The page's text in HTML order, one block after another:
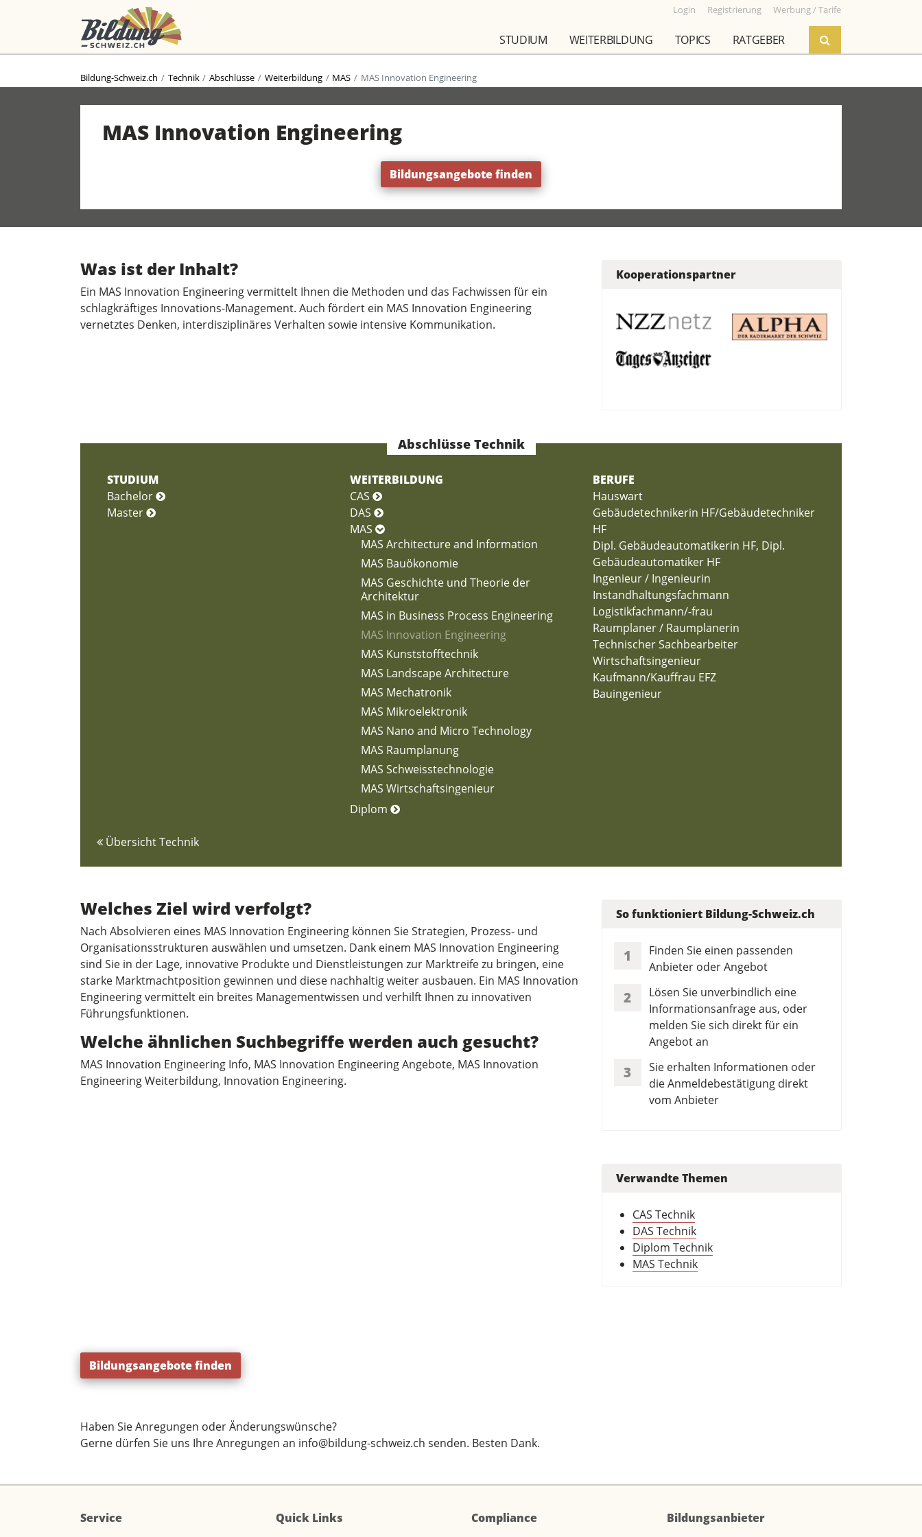
Login Registrierung Werbung / Tarife
STUDIUM WEITERBILDUNG TOPICS RATGEBER
Bildung-Schweiz.ch Technik Abschlüsse Weiterbildung MAS MAS Innovation Engineering
MAS Innovation Engineering
Bildungsangebote finden
Was ist der Inhalt?
Ein MAS Innovation Engineering vermittelt Ihnen die Methoden und das Fachwissen für ein
schlagkräftiges Innovations-Management. Auch fördert ein MAS Innovation Engineering
vernetztes Denken, interdisziplinäres Verhalten sowie intensive Kommunikation.
Kooperationspartner
Abschlüsse Technik
STUDIUM
Bachelor
Master
WEITERBILDUNG
CAS
DAS
MAS
MAS Architecture and Information
MAS Bauökonomie
MAS Geschichte und Theorie der
Architektur
MAS in Business Process Engineering
MAS Innovation Engineering
MAS Kunststofftechnik
MAS Landscape Architecture
MAS Mechatronik
MAS Mikroelektronik
MAS Nano and Micro Technology
MAS Raumplanung
MAS Schweisstechnologie
MAS Wirtschaftsingenieur
Diplom
BERUFE
Hauswart
Gebäudetechnikerin HF/Gebäudetechniker
HF
Dipl. Gebäudeautomatikerin HF, Dipl.
Gebäudeautomatiker HF
Ingenieur / Ingenieurin
Instandhaltungsfachmann
Logistikfachmann/-frau
Raumplaner / Raumplanerin
Technischer Sachbearbeiter
Wirtschaftsingenieur
Kaufmann/Kauffrau EFZ
Bauingenieur
Übersicht Technik
Welches Ziel wird verfolgt?
Nach Absolvieren eines MAS Innovation Engineering können Sie Strategien, Prozess- und
Organisationsstrukturen auswählen und umsetzen. Dank einem MAS Innovation Engineering
sind Sie in der Lage, innovative Produkte und Dienstleistungen zur Marktreife zu bringen, eine
starke Marktmachtposition gewinnen und diese nachhaltig weiter ausbauen. Ein MAS Innovation
Engineering vermittelt ein breites Managementwissen und verhilft Ihnen zu innovativen
Führungsfunktionen.
Welche ähnlichen Suchbegriffe werden auch gesucht?
MAS Innovation Engineering Info, MAS Innovation Engineering Angebote, MAS Innovation
Engineering Weiterbildung, Innovation Engineering.
So funktioniert Bildung-Schweiz.ch
1
Finden Sie einen passenden
Anbieter oder Angebot
2
Lösen Sie unverbindlich eine
Informationsanfrage aus, oder
melden Sie sich direkt für ein
Angebot an
3
Sie erhalten Informationen oder
die Anmeldebestätigung direkt
vom Anbieter
Verwandte Themen
CAS Technik
DAS Technik
Diplom Technik
MAS Technik
Bildungsangebote finden
Haben Sie Anregungen oder Änderungswünsche?
Gerne dürfen Sie uns Ihre Anregungen an info@bildung-schweiz.ch senden. Besten Dank.
Service Quick Links Compliance Bildungsanbieter